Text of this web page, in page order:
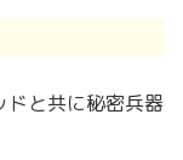
ドと共に秘密兵器